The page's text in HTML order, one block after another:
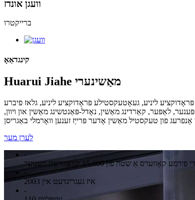
וועגן אונדז
ברייקטרו
קינגדאַאָ
Huarui Jiahe מאַשינערי
ליניע, געאָטעקסטילע פּראָדוקציע ליניע, גלאז פיברע
שורה און מער ווי 20 מינים פון שטיין-אַליין ויסריכט אַזאַ ווי אָפּענער, לאַפּער, קאַרדינג מאַשין, נאָדל-פּאַנטשינג מאַשין און ויוון,
לערן מער
-
די פירמע קאָווערס אַ שטח פון 15,000 קוואַדראַט מעטער
-
איז געגרינדעט אין 2003
-